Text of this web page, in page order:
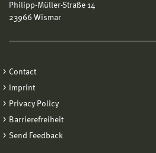
Philipp-Müller-Straße 14
23966 Wismar
Contact
Imprint
Privacy Policy
Barrierefreiheit
Send Feedback